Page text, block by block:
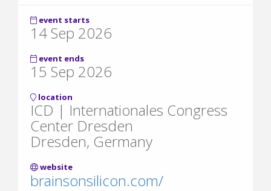
event starts
14 Sep 2026
event ends
15 Sep 2026
location
ICD | Internationales Congress
Center Dresden
Dresden, Germany
website
brainsonsilicon.com/